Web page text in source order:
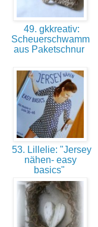
49. gkkreativ:
Scheuerschwamm
aus Paketschnur
53. Lillelie: "Jersey
nähen- easy
basics"